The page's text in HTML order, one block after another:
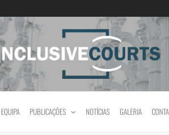
Igualdade e diferença cultural na
EQUIPA PUBLICAÇÕES NOTÍCIAS GALERIA